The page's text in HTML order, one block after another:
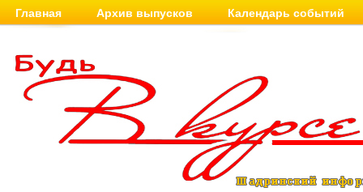
Главная Архив выпусков Календарь событий